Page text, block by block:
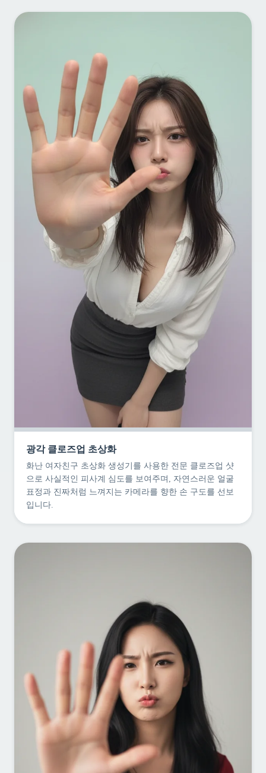
광각 클로즈업 초상화
화난 여자친구 초상화 생성기를 사용한 전문 클로즈업 샷
으로 사실적인 피사계 심도를 보여주며, 자연스러운 얼굴
표정과 진짜처럼 느껴지는 카메라를 향한 손 구도를 선보
입니다.